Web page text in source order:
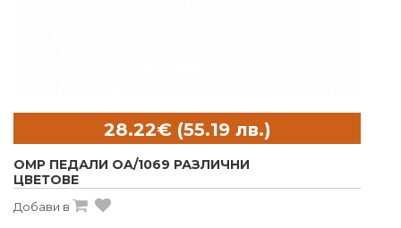
OMP ПЕДАЛИ OA/1069 РАЗЛИЧНИ
ЦВЕТОВЕ
Добави в